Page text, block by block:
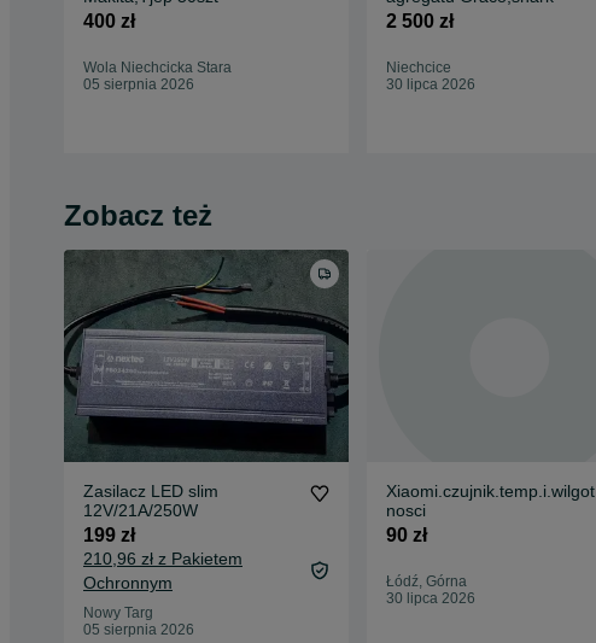
400 zł
Wola Niechcicka Stara
05 sierpnia 2026
2 500 zł
Niechcice
30 lipca 2026
Zobacz też
Zasilacz LED slim
12V/21A/250W
199 zł
210,96 zł z Pakietem
Ochronnym
Nowy Targ
05 sierpnia 2026
Xiaomi.czujnik.temp.i.wilgot
nosci
90 zł
Łódź, Górna
30 lipca 2026